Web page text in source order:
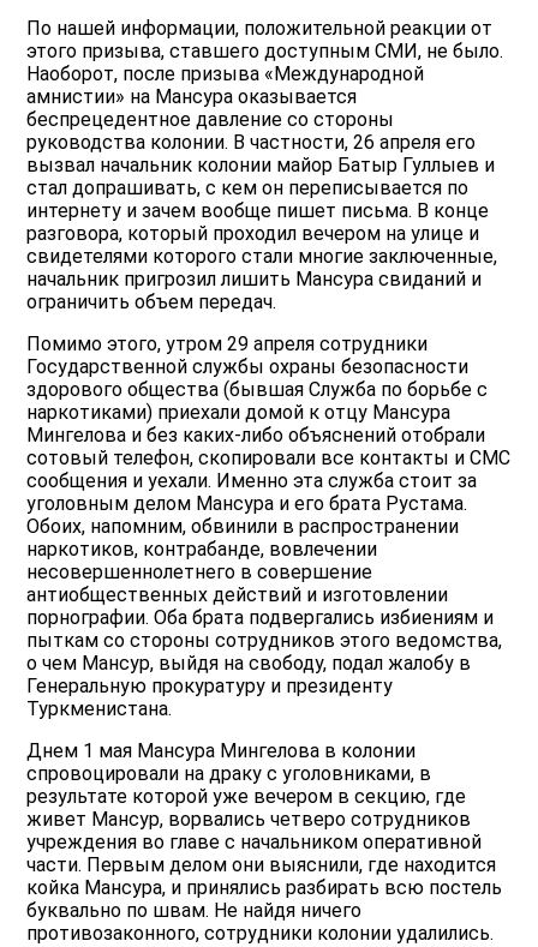
По нашей информации, положительной реакции от
этого призыва, ставшего доступным СМИ, не было.
Наоборот, после призыва «Международной
амнистии» на Мансура оказывается
беспрецедентное давление со стороны
руководства колонии. В частности, 26 апреля его
вызвал начальник колонии майор Батыр Гуллыев и
стал допрашивать, с кем он переписывается по
интернету и зачем вообще пишет письма. В конце
разговора, который проходил вечером на улице и
свидетелями которого стали многие заключенные,
начальник пригрозил лишить Мансура свиданий и
ограничить объем передач.
Помимо этого, утром 29 апреля сотрудники
Государственной службы охраны безопасности
здорового общества (бывшая Служба по борьбе с
наркотиками) приехали домой к отцу Мансура
Мингелова и без каких-либо объяснений отобрали
сотовый телефон, скопировали все контакты и СМС
сообщения и уехали. Именно эта служба стоит за
уголовным делом Мансура и его брата Рустама.
Обоих, напомним, обвинили в распространении
наркотиков, контрабанде, вовлечении
несовершеннолетнего в совершение
антиобщественных действий и изготовлении
порнографии. Оба брата подвергались избиениям и
пыткам со стороны сотрудников этого ведомства,
о чем Мансур, выйдя на свободу, подал жалобу в
Генеральную прокуратуру и президенту
Туркменистана.
Днем 1 мая Мансура Мингелова в колонии
спровоцировали на драку с уголовниками, в
результате которой уже вечером в секцию, где
живет Мансур, ворвались четверо сотрудников
учреждения во главе с начальником оперативной
части. Первым делом они выяснили, где находится
койка Мансура, и принялись разбирать всю постель
буквально по швам. Не найдя ничего
противозаконного, сотрудники колонии удалились.